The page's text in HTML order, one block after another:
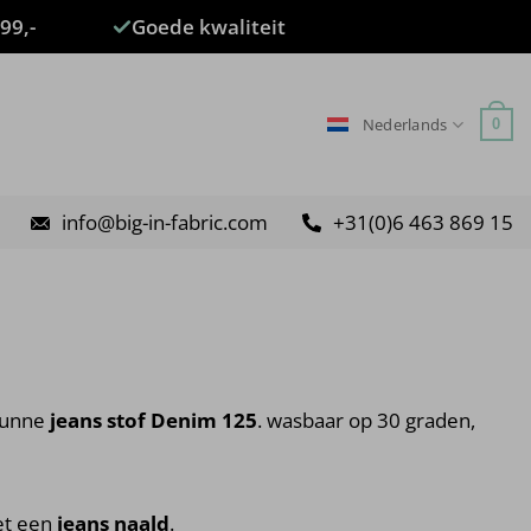
Goede kwaliteit
Nederlands 0
info@big-in-fabric.com +31(0)6 463 869 15
jeans stof Denim 125. wasbaar op 30 graden,
een jeans naald.